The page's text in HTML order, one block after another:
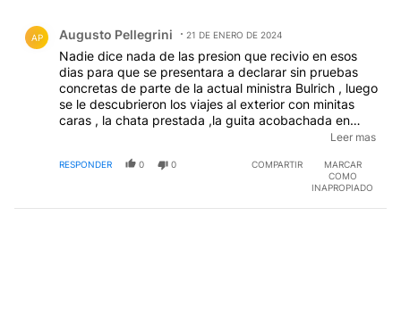
AP Augusto Pellegrini 21 DE ENERO DE 2024
Nadie dice nada de las presion que recivio en esos
dias para que se presentara a declarar sin pruebas
concretas de parte de la actual ministra Bulrich , luego
se le descubrieron los viajes al exterior con minitas
caras , la chata prestada ,la guita acobachada en
seguridad que esas cositas iban a salir a la luz , un
Leer mas
RESPONDER 0 0 COMPARTIR
MARCAR
COMO
INAPROPIADO